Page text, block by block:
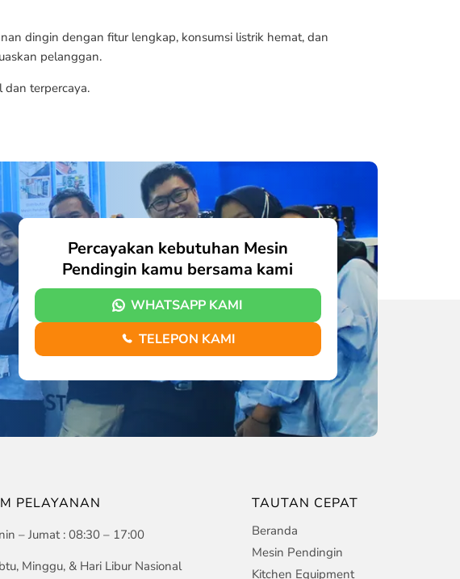
dingin dengan fitur lengkap, konsumsi listrik hemat, dan
pelanggan.
dan terpercaya.
Percayakan kebutuhan Mesin
Pendingin kamu bersama kami
WHATSAPP KAMI
TELEPON KAMI
PELAYANAN
– Jumat : 08:30 – 17:00
Minggu, & Hari Libur Nasional
TAUTAN CEPAT
Beranda
Mesin Pendingin
Kitchen Equipment